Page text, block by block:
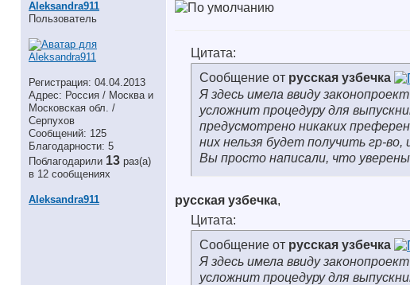
Aleksandra911
Пользователь
Регистрация: 04.04.2013
Адрес: Россия / Москва и
Московская обл. /
Серпухов
Сообщений: 125
Благодарности: 5
Поблагодарили 13 раз(а)
в 12 сообщениях
Aleksandra911
Цитата:
Сообщение от русская узбечка
Я здесь имела ввиду
усложнит процедуру для
предусмотрено никаких
них нельзя будет получить гр-
Вы просто написали, что
русская узбечка,
Цитата:
Сообщение от русская узбечка
Я здесь имела ввиду
усложнит процедуру для